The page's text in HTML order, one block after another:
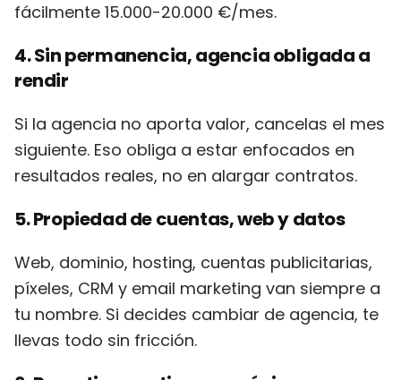
fácilmente 15.000-20.000 €/mes.
4. Sin permanencia, agencia obligada a
rendir
Si la agencia no aporta valor, cancelas el mes
siguiente. Eso obliga a estar enfocados en
resultados reales, no en alargar contratos.
5. Propiedad de cuentas, web y datos
Web, dominio, hosting, cuentas publicitarias,
píxeles, CRM y email marketing van siempre a
tu nombre. Si decides cambiar de agencia, te
llevas todo sin fricción.